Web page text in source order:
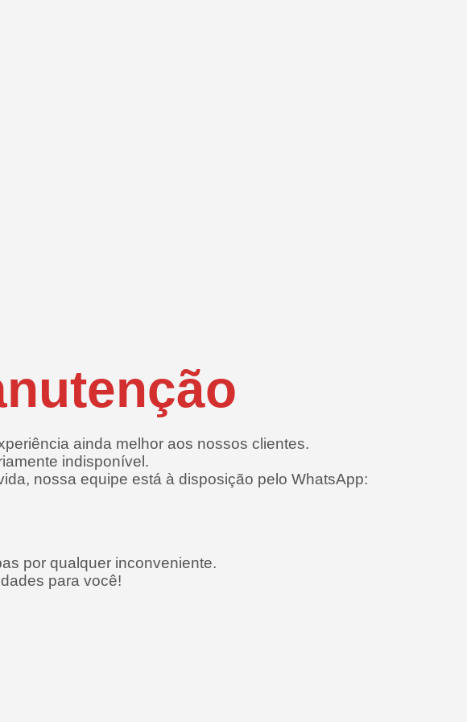
ainda melhor aos nossos clientes.
indisponível.
nossa equipe está à disposição pelo WhatsApp:
por qualquer inconveniente.
para você!